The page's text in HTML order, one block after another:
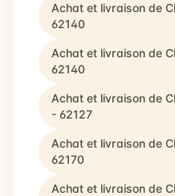
Achat et livraison de
62140
Achat et livraison de
62140
Achat et livraison de
- 62127
Achat et livraison de
62170
Achat et livraison de